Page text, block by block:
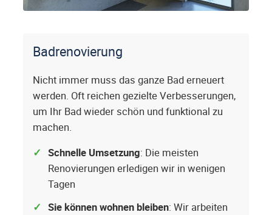
Badrenovierung
Nicht immer muss das ganze Bad erneuert
werden. Oft reichen gezielte Verbesserungen,
um Ihr Bad wieder schön und funktional zu
machen.
Schnelle Umsetzung: Die meisten
Renovierungen erledigen wir in wenigen
Tagen
Sie können wohnen bleiben: Wir arbeiten